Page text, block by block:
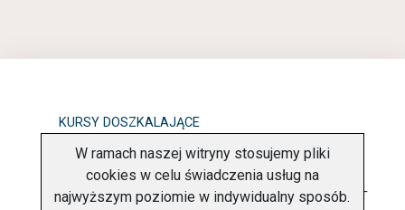
KURSY DOSZKALAJĄCE
OBOWIĄZEK INFORMACYJNY
POLITYKA PRYWATNOŚCI O FIRMIE KONTAKT
W ramach naszej witryny stosujemy pliki
cookies w celu świadczenia usług na
najwyższym poziomie w indywidualny sposób.